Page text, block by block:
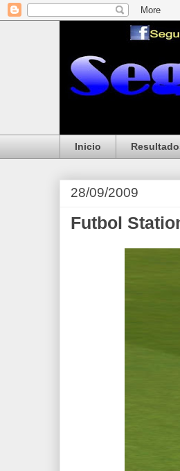
Inicio
28/09/2009
Futbol